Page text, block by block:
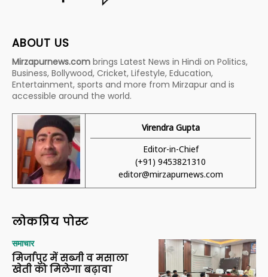
ABOUT US
Mirzapurnews.com brings Latest News in Hindi on Politics,
Business, Bollywood, Cricket, Lifestyle, Education,
Entertainment, sports and more from Mirzapur and is
accessible around the world.
Virendra Gupta
Editor-in-Chief
(+91) 9453821310
editor@mirzapurnews.com
लोकप्रिय पोस्ट
समाचार
मिर्जापुर में सब्जी व मसाला
खेती को मिलेगा बढ़ावा